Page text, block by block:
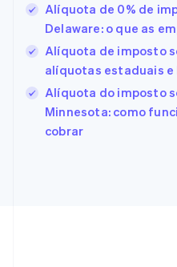
Alíquota de 0% de
Delaware: o que as
Alíquota de imposto
alíquotas estaduais e
Alíquota do imposto
Minnesota: como
cobrar
EspañolEnglish
Estados Unidos
English Español 简体中文
Estônia
English
Finlândia
EnglishSvenska
França